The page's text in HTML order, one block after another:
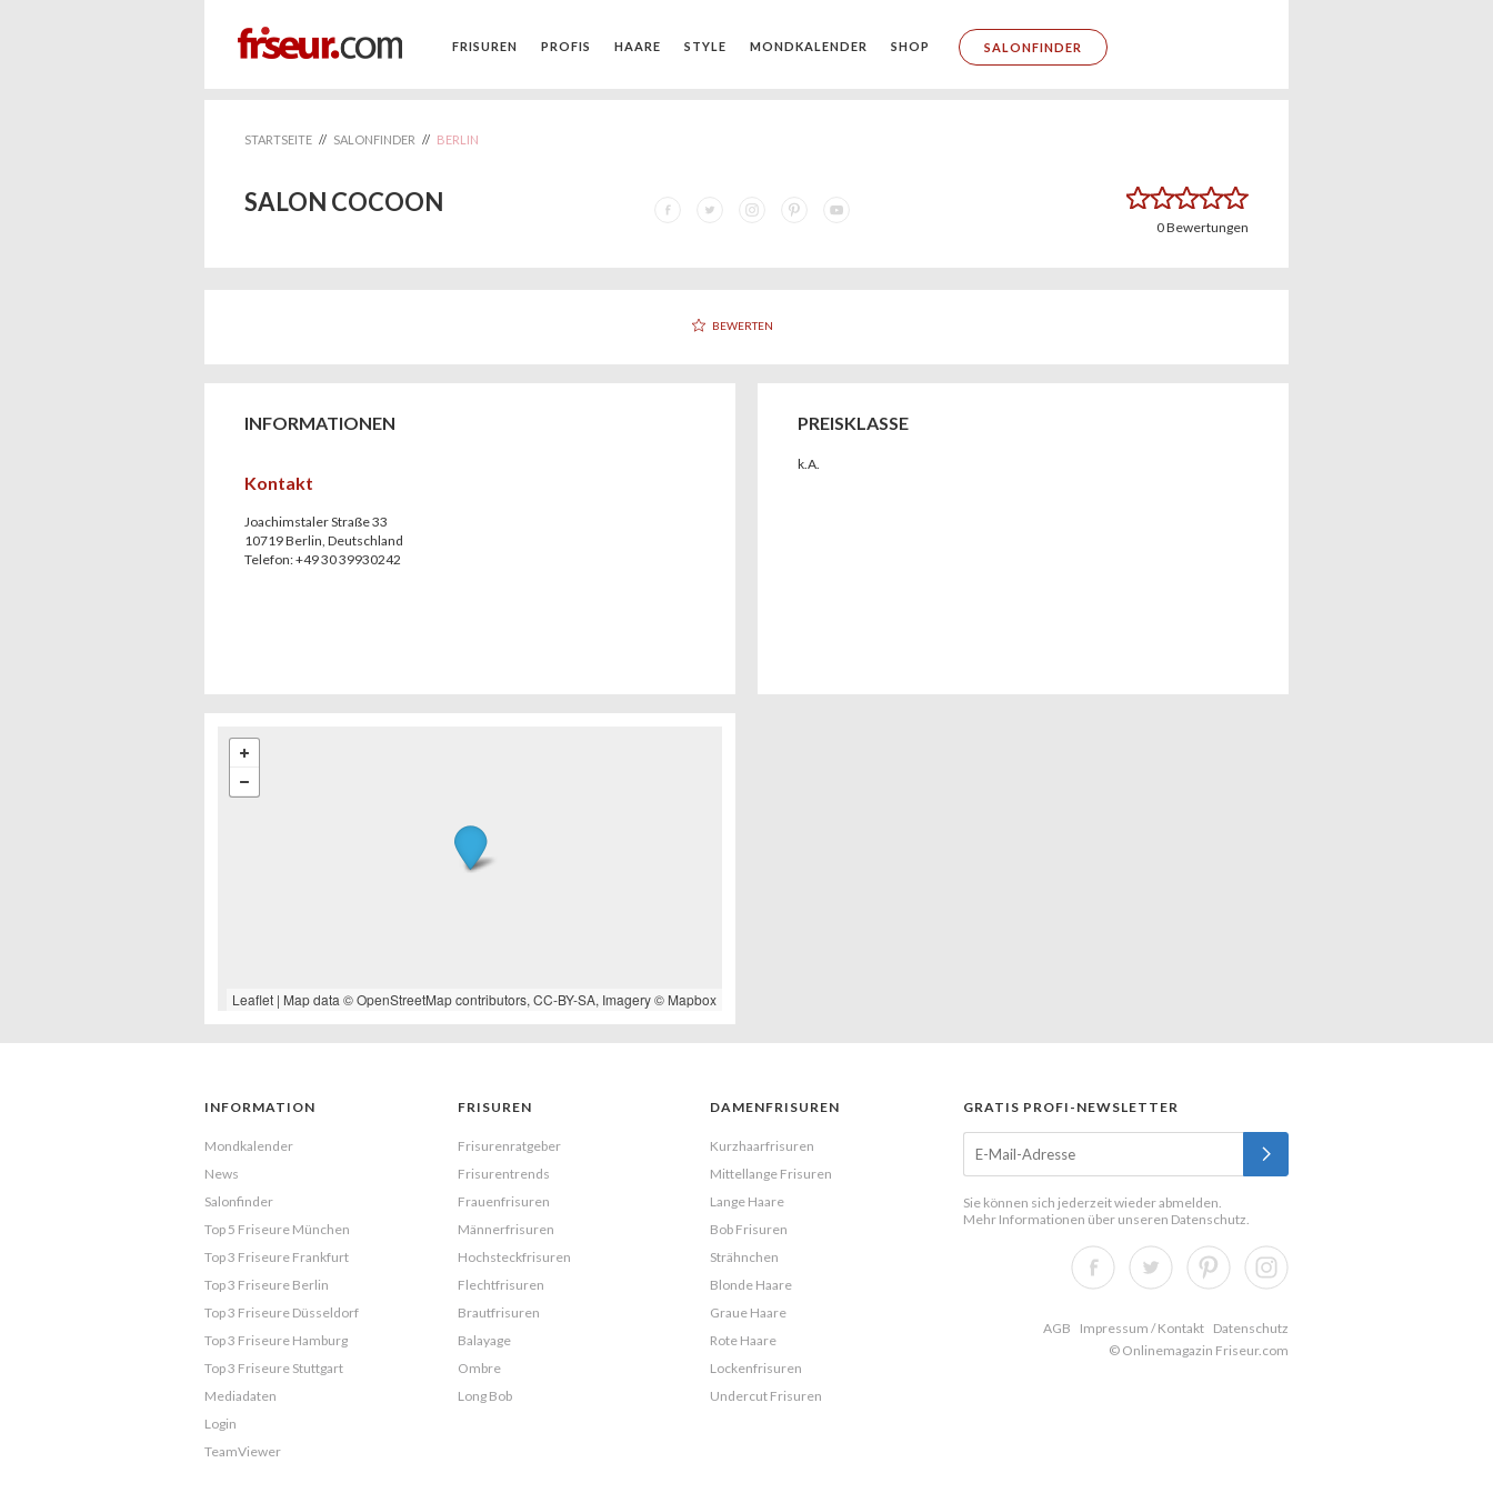
FRISUREN PROFIS HAARE STYLE MONDKALENDER SHOP SALONFINDER
STARTSEITE // SALONFINDER // BERLIN
SALON COCOON
0Bewertungen
BEWERTEN
INFORMATIONEN
Kontakt
Joachimstaler Straße 33
10719Berlin, Deutschland
Telefon:+49 30 39930242
PREISKLASSE
k.A.
Leaflet| Map data ©OpenStreetMapcontributors, CC-BY-SA, Imagery © Mapbox
INFORMATION
Mondkalender
News
Salonfinder
Top 5 Friseure München
Top 3 Friseure Frankfurt
Top 3 Friseure Berlin
Top 3 Friseure Düsseldorf
Top 3 Friseure Hamburg
Top 3 Friseure Stuttgart
Mediadaten
Login
TeamViewer
FRISUREN
Frisurenratgeber
Frisurentrends
Frauenfrisuren
Männerfrisuren
Hochsteckfrisuren
Flechtfrisuren
Brautfrisuren
Balayage
Ombre
Long Bob
DAMENFRISUREN
Kurzhaarfrisuren
Mittellange Frisuren
Lange Haare
Bob Frisuren
Strähnchen
Blonde Haare
Graue Haare
Rote Haare
Lockenfrisuren
Undercut Frisuren
GRATIS PROFI-NEWSLETTER
Sie können sich jederzeit wieder abmelden.
Mehr Informationen über unseren Datenschutz.
AGB Impressum / Kontakt
Datenschutz
© Onlinemagazin Friseur.com